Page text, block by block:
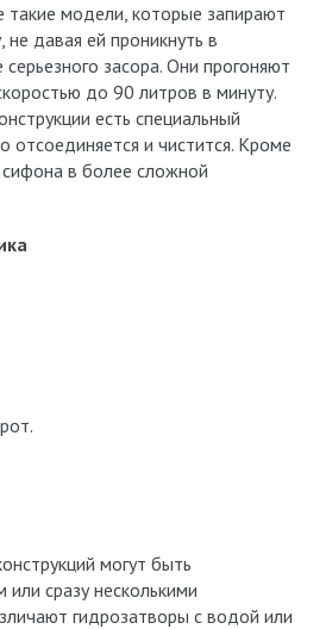
такие модели, которые запирают
давая ей проникнуть в
засора. Они прогоняют
до 90 литров в минуту.
есть специальный
отсоединяется и чистится. Кроме
в более сложной
могут быть
сразу несколькими
гидрозатворы с водой или